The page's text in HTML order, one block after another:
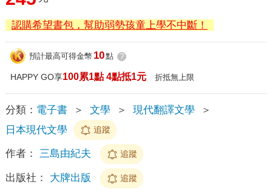
認購希望書包，幫助弱勢孩童上學不中斷！
預計最高可得金幣 10點 ?
HAPPY GO享100累1點 4點抵1元 折抵無上限
分類： 電子書 ＞ 文學 ＞ 現代翻譯文學
＞
日本現代文學
追蹤
作者： 三島由紀夫 追蹤
出版社： 大牌出版 追蹤